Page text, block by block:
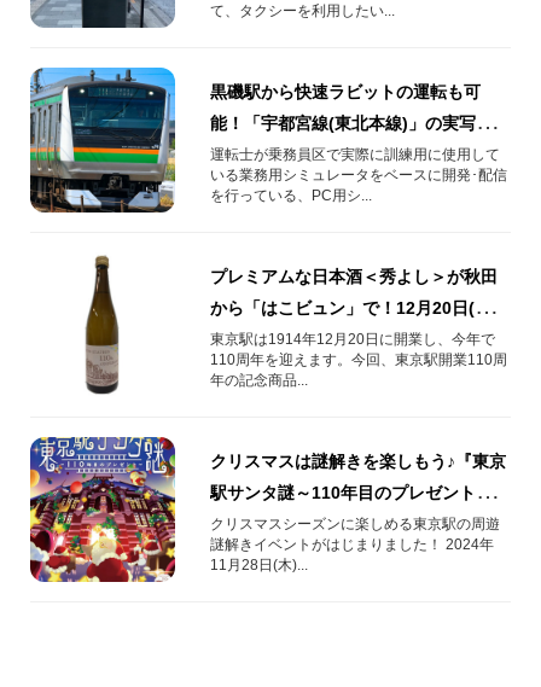
て、タクシーを利用したい...
黒磯駅から快速ラビットの運転も可
能！「宇都宮線(東北本線)」の実写運転
シミュレータが2024年8月27日(火)配信
開始
運転士が乗務員区で実際に訓練用に使用して
いる業務用シミュレータをベースに開発･配信
を行っている、PC用シ...
プレミアムな日本酒＜秀よし＞が秋田
から「はこビュン」で！12月20日(金)
発売【東京駅開業110周年記念】
東京駅は1914年12月20日に開業し、今年で
110周年を迎えます。今回、東京駅開業110周
年の記念商品...
クリスマスは謎解きを楽しもう♪『東京
駅サンタ謎～110年目のプレゼント～』
開催！
クリスマスシーズンに楽しめる東京駅の周遊
謎解きイベントがはじまりました！ 2024年
11月28日(木)...